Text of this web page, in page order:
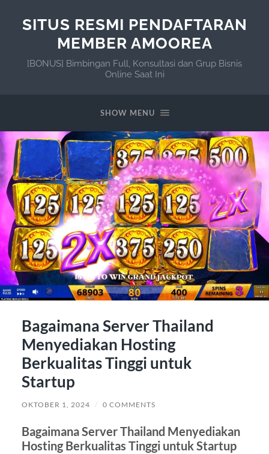
SITUS RESMI PENDAFTARAN
MEMBER AMOOREA
[BONUS] Bimbingan Full, Konsultasi dan Grup Bisnis
Online Saat Ini
SHOW MENU
Bagaimana Server Thailand
Menyediakan Hosting
Berkualitas Tinggi untuk
Startup
OKTOBER 1, 2024 / 0 COMMENTS
Bagaimana Server Thailand Menyediakan
Hosting Berkualitas Tinggi untuk Startup